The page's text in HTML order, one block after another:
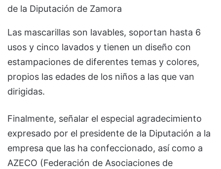
de la Diputación de Zamora
Las mascarillas son lavables, soportan hasta 6
usos y cinco lavados y tienen un diseño con
estampaciones de diferentes temas y colores,
propios las edades de los niños a las que van
dirigidas.
Finalmente, señalar el especial agradecimiento
expresado por el presidente de la Diputación a la
empresa que las ha confeccionado, así como a
AZECO (Federación de Asociaciones de